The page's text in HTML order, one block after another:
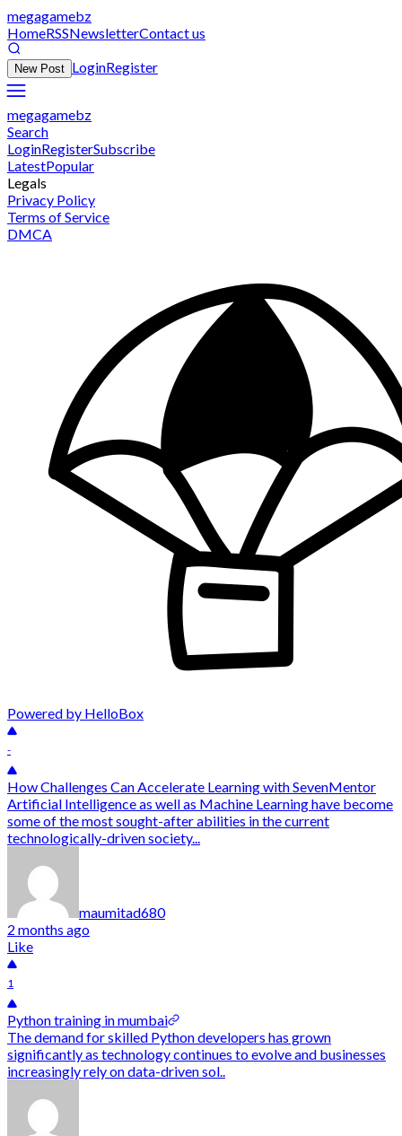
megagamebz
HomeRSSNewsletterContact us
New Post LoginRegister
megagamebz
Search
LoginRegisterSubscribe
LatestPopular
Legals
Privacy Policy
Terms of Service
DMCA
Powered by HelloBox
-
How Challenges Can Accelerate Learning with SevenMentor
Artificial Intelligence as well as Machine Learning have become
some of the most sought-after abilities in the current
technologically-driven society...
maumitad680
2 months ago
Like
1
Python training in mumbai
The demand for skilled Python developers has grown
significantly as technology continues to evolve and businesses
increasingly rely on data-driven sol..